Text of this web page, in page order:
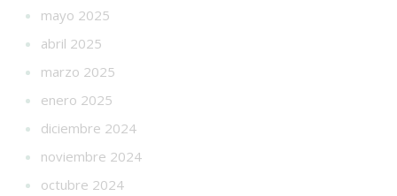
mayo 2025
abril 2025
marzo 2025
enero 2025
diciembre 2024
noviembre 2024
octubre 2024